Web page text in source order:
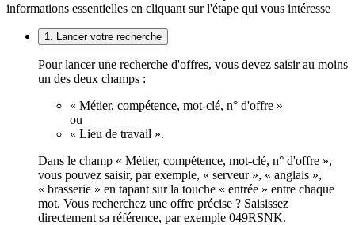
informations essentielles en cliquant sur l'étape qui vous intéresse
1. Lancer votre recherche
Pour lancer une recherche d'offres, vous devez saisir au moins
un des deux champs :
« Métier, compétence, mot-clé, n° d'offre »
ou
« Lieu de travail ».
Dans le champ « Métier, compétence, mot-clé, n° d'offre »,
vous pouvez saisir, par exemple, « serveur », « anglais »,
« brasserie » en tapant sur la touche « entrée » entre chaque
mot. Vous recherchez une offre précise ? Saisissez
directement sa référence, par exemple 049RSNK.